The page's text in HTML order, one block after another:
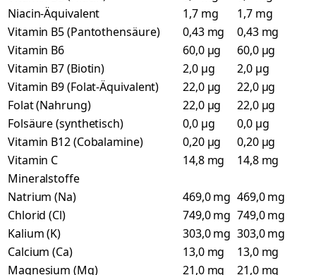
Niacin-Äquivalent
1,7 mg
1,7 mg
Vitamin B5 (Pantothensäure)
0,43 mg
0,43 mg
Vitamin B6
60,0 µg
60,0 µg
Vitamin B7 (Biotin)
2,0 µg
2,0 µg
Vitamin B9 (Folat-Äquivalent)
22,0 µg
22,0 µg
Folat (Nahrung)
22,0 µg
22,0 µg
Folsäure (synthetisch)
0,0 µg
0,0 µg
Vitamin B12 (Cobalamine)
0,20 µg
0,20 µg
Vitamin C
14,8 mg
14,8 mg
Mineralstoffe
Natrium (Na)
469,0 mg 469,0 mg
Chlorid (Cl)
749,0 mg 749,0 mg
Kalium (K)
303,0 mg 303,0 mg
Calcium (Ca)
13,0 mg
13,0 mg
Magnesium (Mg)
21,0 mg
21,0 mg